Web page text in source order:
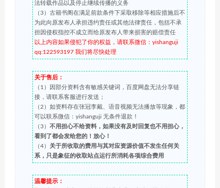
法转载作品以及停止继续传播的义务
（3）古籍书阁在满足前款条件下采取移除等相应措施后不
为此向原发布人承担违约责任或其他法律责任，包括不承
担因侵权指控不成立而给原发布人带来损害的赔偿责任
以上内容如果侵犯了你的权益，请联系微信：yishanguji
qq:122593197 我们将尽快处理
关于售后：
（1）因部分资料含有敏感关键词，百度网盘无法分享链
接，请联系客服进行发送；
（2）如资料存在张冠李戴、语音视频无法播放等现象，都
可以联系微信：yishanguji 无条件退款！
（3） 不用担心不给资料，如果没有及时回复也不用担心，
看到了都会发给您的！放心！
（4） 关于所收取的费用与其对应资源价值不发生任何关
系，只是象征的收取站点运行所消耗各项综合费用
温馨提示：